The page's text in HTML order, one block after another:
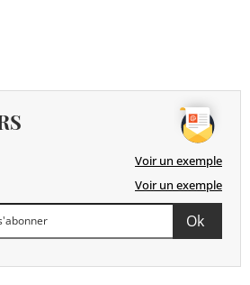
Voir un exemple
Voir un exemple